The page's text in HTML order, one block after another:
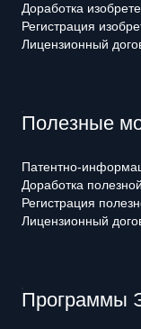
Доработка
Регистрация
Лицензионный
Полезные
Патентно-
Доработка
Регистрация
Лицензионный
Программы